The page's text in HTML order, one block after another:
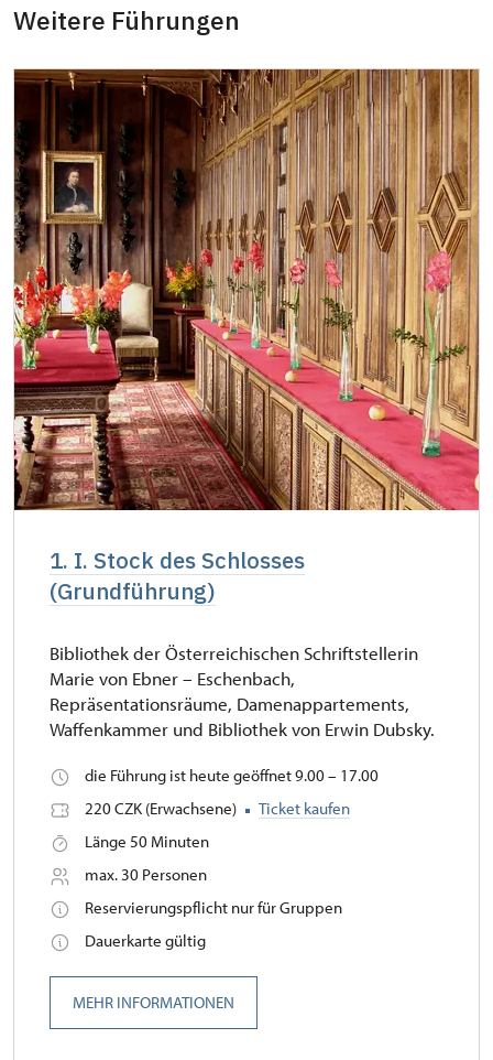
Mitglieder von ICOMOS mit gültigem
Inhaber der freien Eintrittskarte
kostenlos
Inhaber der freien einmaligen
Eintrittskarte
kostenlos
NPÚ-Karte
kostenlos
"Náš člověk"-Karte *
kostenlos
* Freier Eintritt nur für den Karteninhaber
Weitere Führungen
1. I. Stock des Schlosses
(Grundführung)
Bibliothek der Österreichischen Schriftstellerin
Marie von Ebner – Eschenbach,
Repräsentationsräume, Damenappartements,
Waffenkammer und Bibliothek von Erwin Dubsky.
die Führung ist heute geöffnet 9.00 – 17.00
220 CZK (Erwachsene)
Ticket kaufen
Länge 50 Minuten
max. 30 Personen
Reservierungspflicht nur für Gruppen
Dauerkarte gültig
MEHR INFORMATIONEN